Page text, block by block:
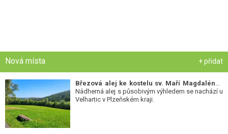
Nová místa + přidat
Nádherná alej s působivým výhledem se nachází u
Velhartic v Plzeňském kraji.